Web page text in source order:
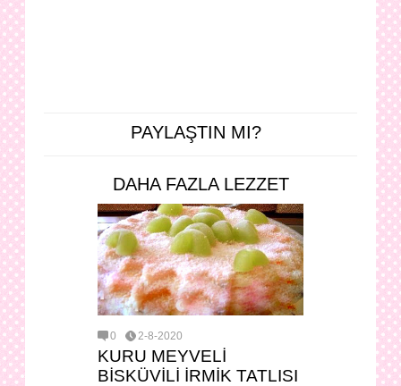
PAYLAŞTIN MI?
DAHA FAZLA LEZZET
0 2-8-2020
KURU MEYVELİ
BİSKÜVİLİ İRMİK TATLISI